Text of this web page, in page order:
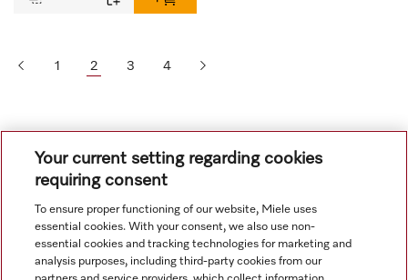
1 2 3 4
Navigasjon
Your current setting regarding cookies
requiring consent
To ensure proper functioning of our website, Miele uses
essential cookies. With your consent, we also use non-
essential cookies and tracking technologies for marketing and
analysis purposes, including third-party cookies from our